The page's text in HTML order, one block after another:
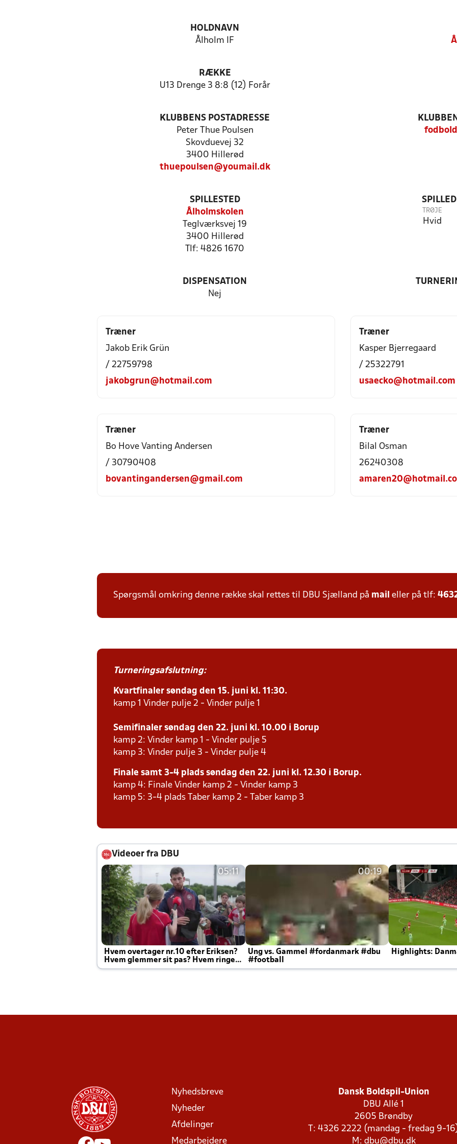
HOLDNAVN
Ålholm IF
RÆKKE
U13 Drenge 3 8:8 (12) Forår
KLUBBENS POSTADRESSE
Peter Thue Poulsen
Skovduevej 32
3400 Hillerød
thuepoulsen@youmail.dk
SPILLESTED
Ålholmskolen
Teglværksvej 19
3400 Hillerød
Tlf: 4826 1670
TRØJE
Hvid
DISPENSATION
Nej
Træner
Jakob Erik Grün
/ 22759798
jakobgrun@hotmail.com
Træner
Kasper Bjerregaard
/ 25322791
usaecko@hotmail.com
Træner
Bo Hove Vanting Andersen
/ 30790408
bovantingandersen@gmail.com
Træner
Bilal Osman
26240308
Spørgsmål omkring denne række skal rettes til DBU Sjælland på mail eller på tlf:
Turneringsafslutning:
Kvartfinaler søndag den 15. juni kl. 11:30.
kamp 1 Vinder pulje 2 - Vinder pulje 1
Semifinaler søndag den 22. juni kl. 10.00 i Borup
kamp 2: Vinder kamp 1 - Vinder pulje 5
kamp 3: Vinder pulje 3 - Vinder pulje 4
Finale samt 3-4 plads søndag den 22. juni kl. 12.30 i Borup.
kamp 4: Finale Vinder kamp 2 - Vinder kamp 3
kamp 5: 3-4 plads Taber kamp 2 - Taber kamp 3
Videoer fra DBU
05:11
Hvem overtager nr.10 efter Eriksen?
Hvem glemmer sit pas? Hvem ringer
Joachim altid til efter kampe?
00:19
Ung vs. Gammel #fordanmark #dbu
#football
Highlights:
Nyhedsbreve
Nyheder
Afdelinger
Medarbejdere
Dansk Boldspil-Union
DBU Allé 1
2605 Brøndby
T: 4326 2222 (mandag - fredag 9-
M: dbu@dbu.dk